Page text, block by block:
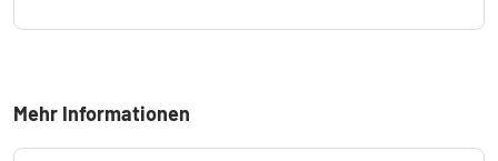
Mehr Informationen